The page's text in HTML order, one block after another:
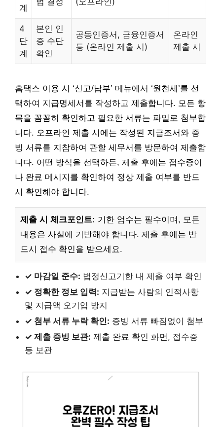
계
4
단
계
본인 인
증 수단
확인
공동인증서, 금융인증서
등 (온라인 제출 시)
온라인
제출 시
홈택스 이용 시 ‘신고/납부’ 메뉴에서 ‘원천세’를 선
택하여 지급명세서를 작성하고 제출합니다. 모든 항
목을 꼼꼼히 확인하고 필요한 서류는 파일로 첨부합
니다. 오프라인 제출 시에는 작성된 지급조서와 증
빙 서류를 지참하여 관할 세무서를 방문하여 제출합
니다. 어떤 방식을 선택하든, 제출 후에는 접수증이
나 완료 메시지를 확인하여 정상 제출 여부를 반드
시 확인해야 합니다.
제출 시 체크포인트: 기한 엄수는 필수이며, 모든
내용은 사실에 기반해야 합니다. 제출 후에는 반
드시 접수 확인을 받으세요.
✓ 마감일 준수: 법정신고기한 내 제출 여부 확인
✓ 정확한 정보 입력: 지급받는 사람의 인적사항
및 지급액 오기입 방지
✓ 첨부 서류 누락 확인: 증빙 서류 빠짐없이 첨부
✓ 제출 증빙 보관: 제출 완료 확인 화면, 접수증
등 보관